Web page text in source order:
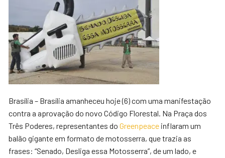
Brasília – Brasília amanheceu hoje (6) com uma manifestação
contra a aprovação do novo Código Florestal. Na Praça dos
Três Poderes, representantes doGreenpeace inflaram um
balão gigante em formato de motosserra, que trazia as
frases: “Senado, Desliga essa Motosserra”, de um lado, e